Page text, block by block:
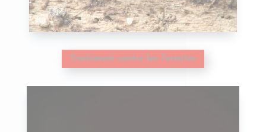
Traitement contre les Termites